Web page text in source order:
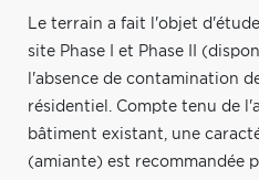
Le terrain a fait l'objet
site Phase I et Phase II
l'absence de contamination
résidentiel. Compte tenu de
bâtiment existant, une
(amiante) est recommandée